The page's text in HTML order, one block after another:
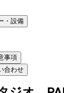
・設備
事項
合わせ